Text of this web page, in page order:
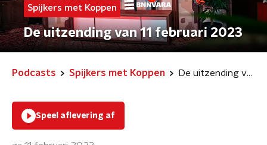
Spijkers met Koppen
De uitzending van 11 februari 2023
Podcasts Spijkers met Koppen De uitzending van 11 februari 2023
Speel aflevering af